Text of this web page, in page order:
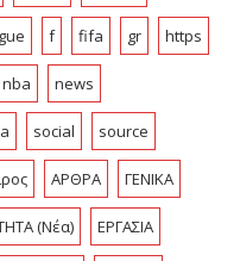
f fifa gr https
nba news
social source
ΑΡΘΡΑ ΓΕΝΙΚΑ
(Νέα) ΕΡΓΑΣΙΑ